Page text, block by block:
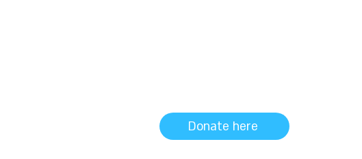
Donate here